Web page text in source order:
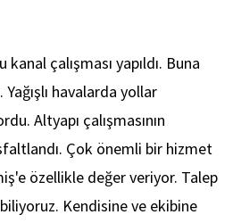
çalışması yapıldı. Buna
havalarda yollar
Altyapı çalışmasının
Çok önemli bir hizmet
özellikle değer veriyor. Talep
Kendisine ve ekibine